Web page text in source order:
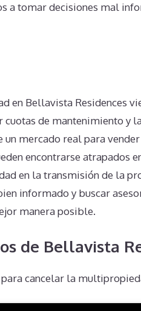
a tomar decisiones mal
en Bellavista Residences
de mantenimiento y
un mercado real para
encontrarse atrapados
en la transmisión de la
informado y buscar
manera posible.
de Bellavista
cancelar la